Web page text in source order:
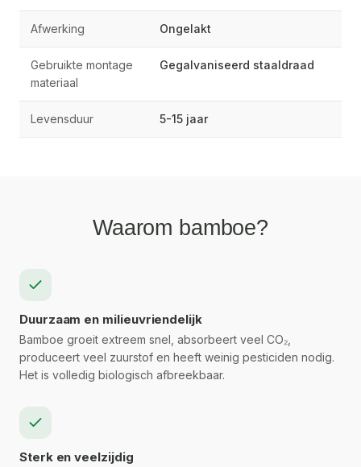
Afwerking Ongelakt
Gebruikte montage
materiaal
Gegalvaniseerd staaldraad
Levensduur 5-15 jaar
Waarom bamboe?
Duurzaam en milieuvriendelijk
Bamboe groeit extreem snel, absorbeert veel CO₂,
produceert veel zuurstof en heeft weinig pesticiden nodig.
Het is volledig biologisch afbreekbaar.
Sterk en veelzijdig